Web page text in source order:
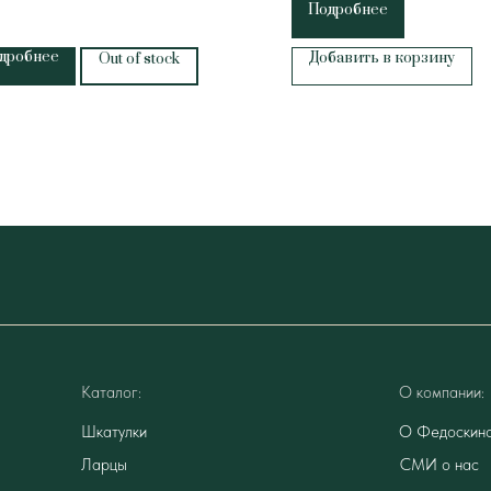
Out of stock
Подробнее
Добавить в корзину
Каталог:
Шкатулки
Ларцы
О компании:
О
СМИ о нас